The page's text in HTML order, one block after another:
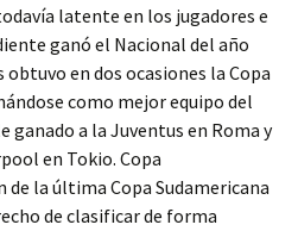
latente en los jugadores e
ganó el Nacional del año
obtuvo en dos ocasiones la Copa
como mejor equipo del
ganado a la Juventus en Roma y
en Tokio. Copa
de la última Copa Sudamericana
de clasificar de forma